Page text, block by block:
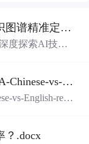
高校技术转移办公室如何利用知识图谱精准定位产业需求与技术适配点？.docx
度探索AI技术
新与产业创新认知网络分析的网站平替代码ENA-Chinese-vs-English-reproducible.zip
vs-English-repro
？.docx